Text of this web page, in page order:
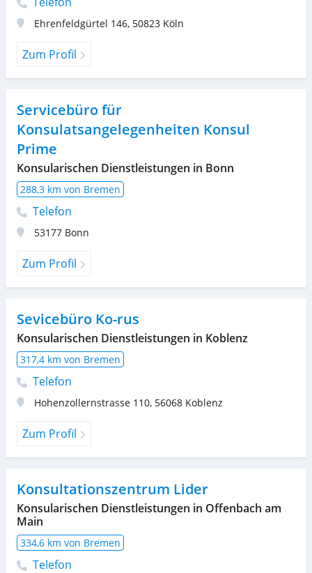
Ehrenfeldgürtel 146, 50823 Köln
Zum Profil
Servicebüro für
Konsulatsangelegenheiten Konsul
Prime
Konsularischen Dienstleistungen in Bonn
288,3 km von Bremen
Telefon
53177 Bonn
Zum Profil
Sevicebüro Ko-rus
Konsularischen Dienstleistungen in Koblenz
317,4 km von Bremen
Telefon
Hohenzollernstrasse 110, 56068 Koblenz
Zum Profil
Konsultationszentrum Lider
Konsularischen Dienstleistungen in Offenbach am
Main
334,6 km von Bremen
Telefon